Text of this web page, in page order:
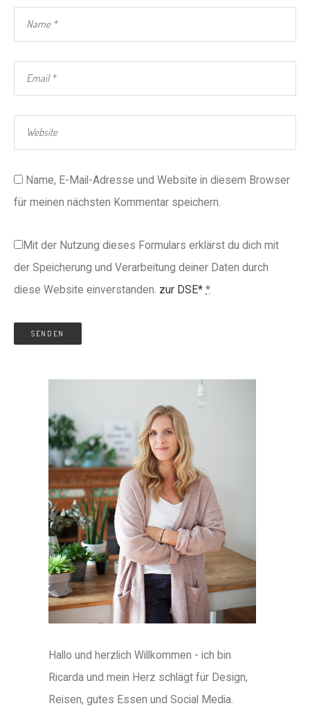
Name, E-Mail-Adresse und Website in diesem Browser
für meinen nächsten Kommentar speichern.
Mit der Nutzung dieses Formulars erklärst du dich mit
der Speicherung und Verarbeitung deiner Daten durch
diese Website einverstanden. zur DSE* *
Hallo und herzlich Willkommen - ich bin
Ricarda und mein Herz schlägt für Design,
Reisen, gutes Essen und Social Media.